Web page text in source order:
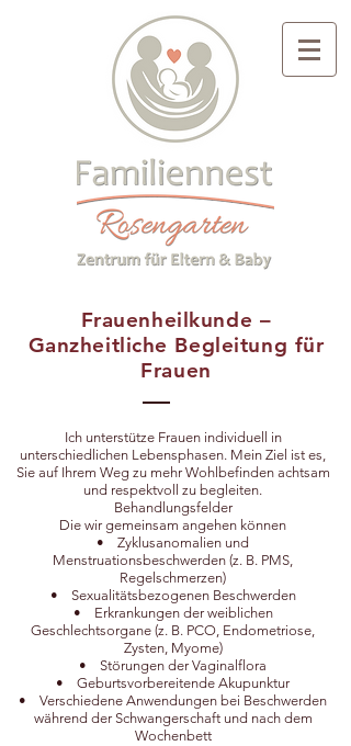
Frauenheilkunde –
Ganzheitliche Begleitung für
Frauen
Ich unterstütze Frauen individuell in
unterschiedlichen Lebensphasen. Mein Ziel ist es,
Sie auf Ihrem Weg zu mehr Wohlbefinden achtsam
und respektvoll zu begleiten.
Behandlungsfelder
Die wir gemeinsam angehen können
• Zyklusanomalien und
Menstruationsbeschwerden (z. B. PMS,
Regelschmerzen)
• Sexualitätsbezogenen Beschwerden
• Erkrankungen der weiblichen
Geschlechtsorgane (z. B. PCO, Endometriose,
Zysten, Myome)
• Störungen der Vaginalflora
• Geburtsvorbereitende Akupunktur
• Verschiedene Anwendungen bei Beschwerden
während der Schwangerschaft und nach dem
Wochenbett